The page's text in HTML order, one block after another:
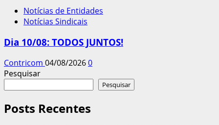
Notícias de Entidades
Notícias Sindicais
Dia 10/08: TODOS JUNTOS!
Contricom 04/08/20260
Pesquisar
Pesquisar
Posts Recentes